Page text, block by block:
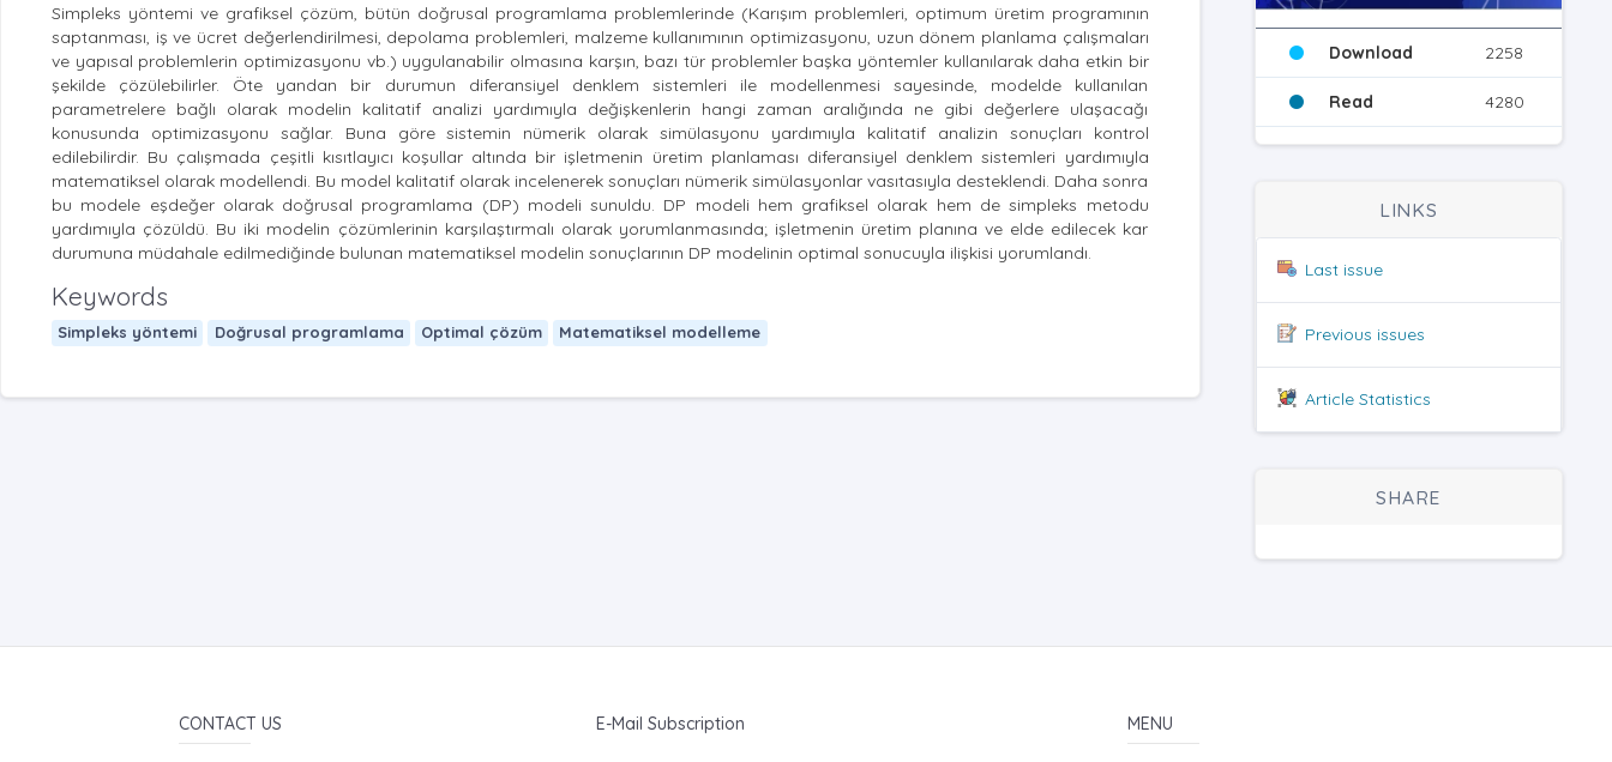
Simpleks yöntemi ve grafiksel çözüm, bütün doğrusal programlama problemlerinde (Karışım problemleri, optimum üretim programının
saptanması, iş ve ücret değerlendirilmesi, depolama problemleri, malzeme kullanımının optimizasyonu, uzun dönem planlama çalışmaları
ve yapısal problemlerin optimizasyonu vb.) uygulanabilir olmasına karşın, bazı tür problemler başka yöntemler kullanılarak daha etkin bir
şekilde çözülebilirler. Öte yandan bir durumun diferansiyel denklem sistemleri ile modellenmesi sayesinde, modelde kullanılan
parametrelere bağlı olarak modelin kalitatif analizi yardımıyla değişkenlerin hangi zaman aralığında ne gibi değerlere ulaşacağı
konusunda optimizasyonu sağlar. Buna göre sistemin nümerik olarak simülasyonu yardımıyla kalitatif analizin sonuçları kontrol
edilebilirdir. Bu çalışmada çeşitli kısıtlayıcı koşullar altında bir işletmenin üretim planlaması diferansiyel denklem sistemleri yardımıyla
matematiksel olarak modellendi. Bu model kalitatif olarak incelenerek sonuçları nümerik simülasyonlar vasıtasıyla desteklendi. Daha sonra
bu modele eşdeğer olarak doğrusal programlama (DP) modeli sunuldu. DP modeli hem grafiksel olarak hem de simpleks metodu
yardımıyla çözüldü. Bu iki modelin çözümlerinin karşılaştırmalı olarak yorumlanmasında; işletmenin üretim planına ve elde edilecek kar
durumuna müdahale edilmediğinde bulunan matematiksel modelin sonuçlarının DP modelinin optimal sonucuyla ilişkisi yorumlandı.
Keywords
Simpleks yöntemi Doğrusal programlama Optimal çözüm Matematiksel modelleme
Download 2258
Read 4280
LINKS
Last issue
Previous issues
Article Statistics
SHARE
CONTACT US E-Mail Subscription MENU